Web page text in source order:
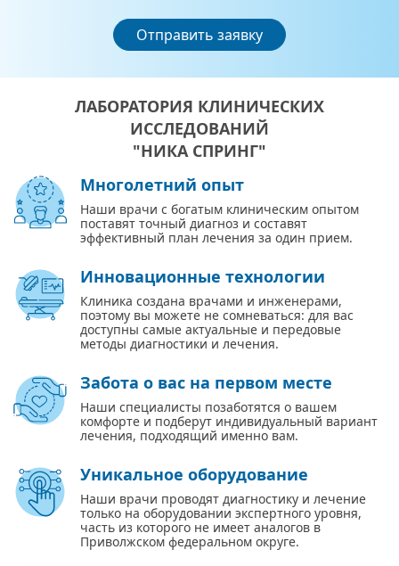
Отправить заявку
ЛАБОРАТОРИЯ КЛИНИЧЕСКИХ
ИССЛЕДОВАНИЙ
"НИКА СПРИНГ"
Многолетний опыт
Наши врачи с богатым клиническим опытом
поставят точный диагноз и составят
эффективный план лечения за один прием.
Инновационные технологии
Клиника создана врачами и инженерами,
поэтому вы можете не сомневаться: для вас
доступны самые актуальные и передовые
методы диагностики и лечения.
Забота о вас на первом месте
Наши специалисты позаботятся о вашем
комфорте и подберут индивидуальный вариант
лечения, подходящий именно вам.
Уникальное оборудование
Наши врачи проводят диагностику и лечение
только на оборудовании экспертного уровня,
часть из которого не имеет аналогов в
Приволжском федеральном округе.